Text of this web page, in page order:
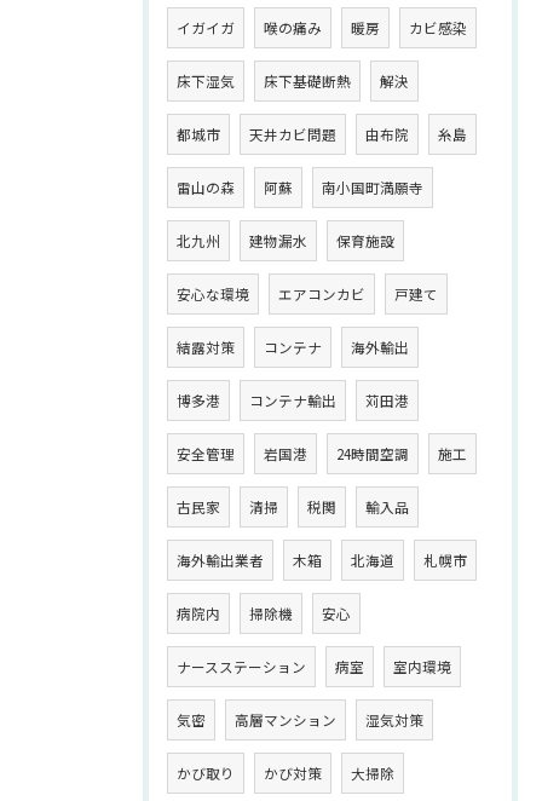
イガイガ 喉の痛み 暖房 カビ感染
床下湿気 床下基礎断熱 解決
都城市 天井カビ問題 由布院 糸島
雷山の森 阿蘇 南小国町満願寺
北九州 建物漏水 保育施設
安心な環境 エアコンカビ 戸建て
結露対策 コンテナ 海外輸出
博多港 コンテナ輸出 苅田港
安全管理 岩国港 24時間空調 施工
古民家 清掃 税関 輸入品
海外輸出業者 木箱 北海道 札幌市
病院内 掃除機 安心
ナースステーション 病室 室内環境
気密 高層マンション 湿気対策
かび取り かび対策 大掃除